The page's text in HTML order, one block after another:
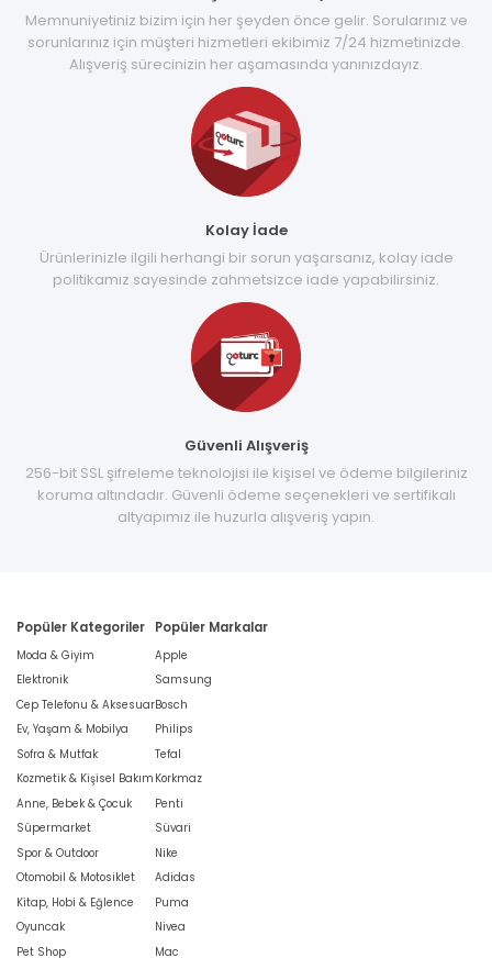
Memnuniyetiniz bizim için her şeyden önce gelir. Sorularınız ve
sorunlarınız için müşteri hizmetleri ekibimiz 7/24 hizmetinizde.
Alışveriş sürecinizin her aşamasında yanınızdayız.
Kolay İade
Ürünlerinizle ilgili herhangi bir sorun yaşarsanız, kolay iade
politikamız sayesinde zahmetsizce iade yapabilirsiniz.
Güvenli Alışveriş
256-bit SSL şifreleme teknolojisi ile kişisel ve ödeme bilgileriniz
koruma altındadır. Güvenli ödeme seçenekleri ve sertifikalı
altyapımız ile huzurla alışveriş yapın.
Popüler Kategoriler
Moda & Giyim
Elektronik
Cep Telefonu & Aksesuar
Ev, Yaşam & Mobilya
Sofra & Mutfak
Kozmetik & Kişisel Bakım
Anne, Bebek & Çocuk
Süpermarket
Spor & Outdoor
Otomobil & Motosiklet
Kitap, Hobi & Eğlence
Oyuncak
Pet Shop
Popüler Markalar
Apple
Samsung
Bosch
Philips
Tefal
Korkmaz
Penti
Süvari
Nike
Adidas
Puma
Nivea
Mac